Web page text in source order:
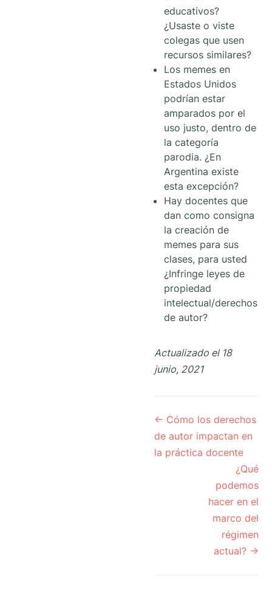
educativos?
¿Usaste o viste
colegas que usen
recursos similares?
Los memes en
Estados Unidos
podrían estar
amparados por el
uso justo, dentro de
la categoría
parodia. ¿En
Argentina existe
esta excepción?
Hay docentes que
dan como consigna
la creación de
memes para sus
clases, para usted
¿Infringe leyes de
propiedad
intelectual/derechos
de autor?
Actualizado el 18
junio, 2021
Navegación
de
documentos
← Cómo los derechos
de autor impactan en
la práctica docente
¿Qué
podemos
hacer en el
marco del
régimen
actual? →